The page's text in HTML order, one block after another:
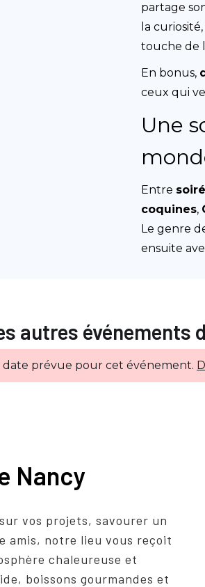
partage
la
touche de
En bonus,
ceux qui
Une
Entre
coquines,
Le genre
ensuite
autres événements
date prévue pour cet événement.
Nancy
vos projets, savourer un
amis, notre lieu vous reçoit
chaleureuse et
boissons gourmandes et